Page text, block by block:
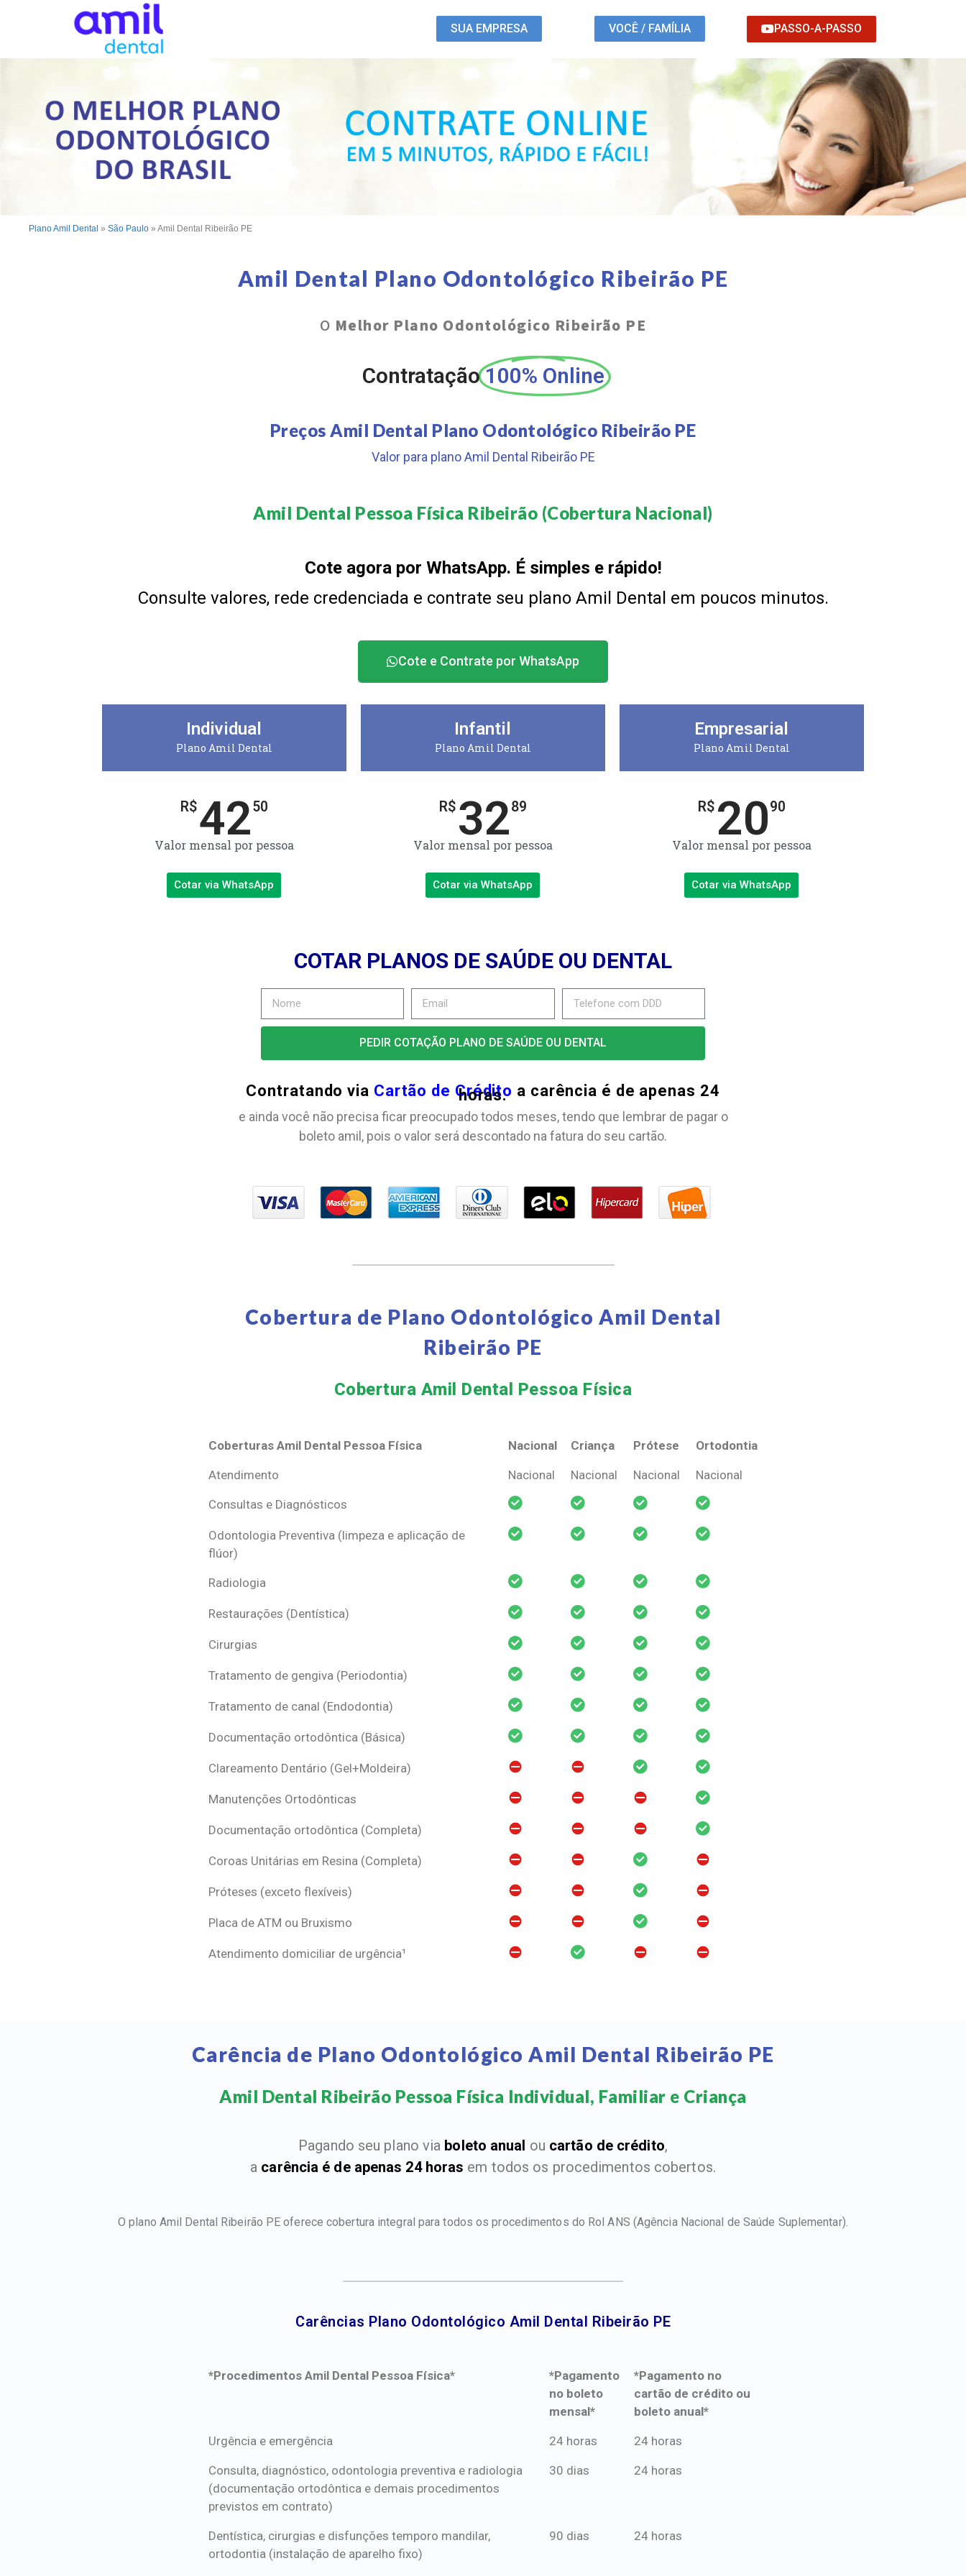
SUA EMPRESA VOCÊ / FAMÍLIA PASSO-A-PASSO
Plano Amil Dental » São Paulo » Amil Dental Ribeirão PE
Amil Dental Plano Odontológico Ribeirão PE
O Melhor Plano Odontológico Ribeirão PE
Contratação 100% Online
Preços Amil Dental Plano Odontológico Ribeirão PE
Valor para plano Amil Dental Ribeirão PE
Amil Dental Pessoa Física Ribeirão (Cobertura Nacional)​
Cote agora por WhatsApp. É simples e rápido!
Consulte valores, rede credenciada e contrate seu plano Amil Dental em poucos minutos.
Cote e Contrate por WhatsApp
Individual
Plano Amil Dental
R$4250
Valor mensal por pessoa
Cotar via WhatsApp
Infantil
Plano Amil Dental
R$ 3289
Valor mensal por pessoa
Cotar via WhatsApp
Empresarial
Plano Amil Dental
R$ 2090
Valor mensal por pessoa
Cotar via WhatsApp
COTAR PLANOS DE SAÚDE OU DENTAL
PEDIR COTAÇÃO PLANO DE SAÚDE OU DENTAL
Contratando via Cartão de Crédito a carência é de apenas 24
horas.
e ainda você não precisa ficar preocupado todos meses, tendo que lembrar de pagar o
boleto amil, pois o valor será descontado na fatura do seu cartão.
Cobertura de Plano Odontológico Amil Dental
Ribeirão PE
Cobertura Amil Dental Pessoa Física​
Coberturas Amil Dental Pessoa Física Nacional Criança Prótese
Ortodontia
Coberturas Amil Dental Pessoa Física
Nacional Criança Prótese Ortodontia
Atendimento Nacional Nacional Nacional Nacional
Consultas e Diagnósticos
Odontologia Preventiva (limpeza e aplicação de
flúor)
Radiologia
Restaurações (Dentística)
Cirurgias
Tratamento de gengiva (Periodontia)
Tratamento de canal (Endodontia)
Documentação ortodôntica (Básica)
Clareamento Dentário (Gel+Moldeira)
Manutenções Ortodônticas
Documentação ortodôntica (Completa)
Coroas Unitárias em Resina (Completa)
Próteses (exceto flexíveis)
Placa de ATM ou Bruxismo
Atendimento domiciliar de urgência¹
Carência de Plano Odontológico Amil Dental Ribeirão PE
Amil Dental Ribeirão Pessoa Física Individual, Familiar e Criança​
Pagando seu plano via boleto anual ou cartão de crédito,
a carência é de apenas 24 horas em todos os procedimentos cobertos.
O plano Amil Dental Ribeirão PE oferece cobertura integral para todos os procedimentos do Rol ANS (Agência Nacional de Saúde Suplementar).
Carências Plano Odontológico Amil Dental Ribeirão PE​
*Procedimentos Amil Dental Pessoa Física*
*Pagamento
no boleto
mensal*
*Pagamento no
cartão de crédito ou
boleto anual*
*Procedimentos Amil Dental Pessoa Física*
*Pagamento
mensal*
*Pagamento no
boleto anual*
Urgência e emergência 24 horas 24 horas
Consulta, diagnóstico, odontologia preventiva e radiologia
(documentação ortodôntica e demais procedimentos
previstos em contrato)
30 dias 24 horas
Dentística, cirurgias e disfunções temporo mandilar,
ortodontia (instalação de aparelho fixo)
90 dias 24 horas